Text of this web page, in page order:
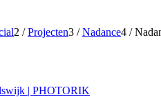
2 / Projecten3 / Nadance4 /
| PHOTORIK